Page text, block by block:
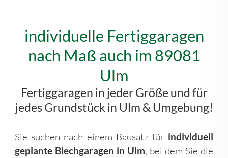
individuelle Fertiggaragen
nach Maß auch im 89081
Ulm
Fertiggaragen in jeder Größe und für
jedes Grundstück in Ulm & Umgebung!
Sie suchen nach einem Bausatz für individuell
geplante Blechgaragen in Ulm, bei dem Sie die